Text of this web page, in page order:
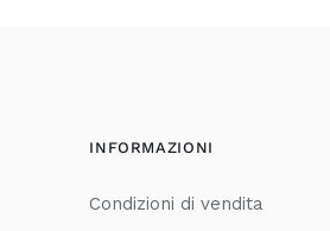
INFORMAZIONI
Condizioni di vendita